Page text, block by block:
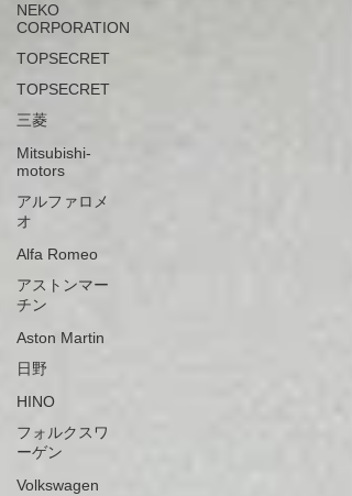
NEKO
CORPORATION
TOPSECRET
TOPSECRET
三菱
Mitsubishi-
motors
アルファロメ
オ
Alfa Romeo
アストンマー
チン
Aston Martin
日野
HINO
フォルクスワ
ーゲン
Volkswagen